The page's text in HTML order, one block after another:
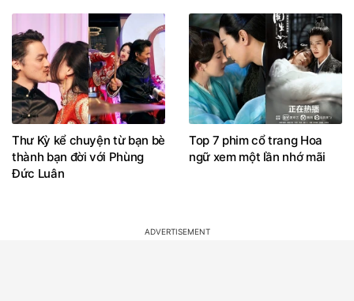
Thư Kỳ kể chuyện từ bạn bè
thành bạn đời với Phùng
Đức Luân
Top 7 phim cổ trang Hoa
ngữ xem một lần nhớ mãi